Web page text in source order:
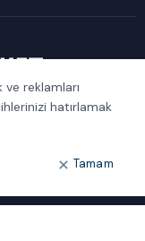
kimliğimizle,
bilgi
reklamları
hatırlamak
Tamam